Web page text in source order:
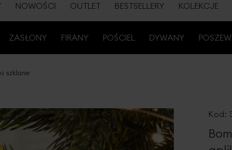
NOWOŚCI OUTLET BESTSELLERY KOLEKCJE
ZASŁONY FIRANY POŚCIEL DYWANY
szklane
Kod: